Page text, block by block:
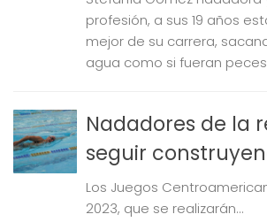
profesión, a sus 19 años
mejor de su carrera,
agua como si fueran
Nadadores de la
seguir
Los Juegos
2023, que se realizarán...